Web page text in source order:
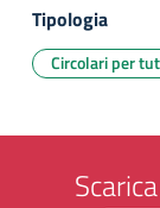
Tipologia
Circolari per